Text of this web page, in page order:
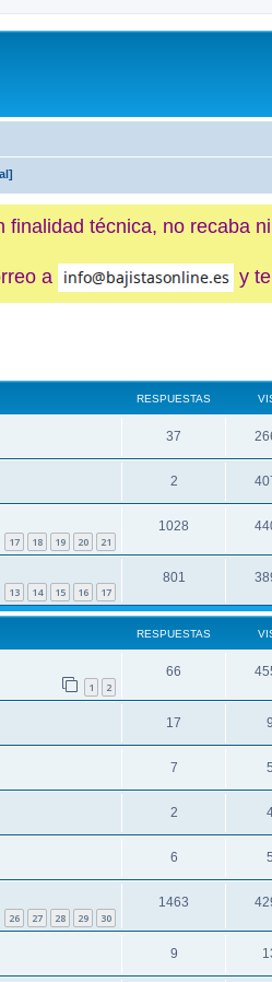
finalidad técnica, no recaba
a
y
RESPUESTAS
37
2
17 18 19 20 21
1028
13 14 15 16 17
801
RESPUESTAS
1 2
66
17
7
2
6
26 27 28 29 30
1463
9